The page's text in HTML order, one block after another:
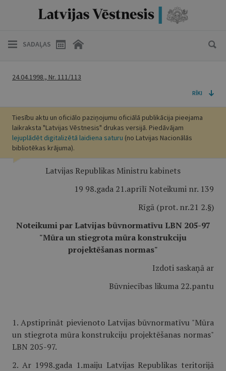
SADAĻAS
24.04.1998., Nr. 111/113
RĪKI
Tiesību aktu un oficiālo paziņojumu oficiālā publikācija pieejama
laikraksta "Latvijas Vēstnesis" drukas versijā. Piedāvājam
lejuplādēt digitalizētā laidiena saturu (no Latvijas Nacionālās
bibliotēkas krājuma).
Latvijas Republikas Ministru kabinets
19 98.gada 21.aprīlī Noteikumi nr. 139
Rīgā (prot. nr.21 2.§)
Noteikumi par Latvijas būvnormatīvu LBN 205-97
"Mūra un stiegrota mūra konstrukciju
projektēšanas normas"
Izdoti saskaņā ar
Būvniecības likuma 22.pantu
1. Apstiprināt pievienoto Latvijas būvnormatīvu "Mūra
un stiegrota mūra konstrukciju projektēšanas normas"
LBN 205-97.
2. Ar 1998.gada 1.maiju Latvijas Republikas teritorijā